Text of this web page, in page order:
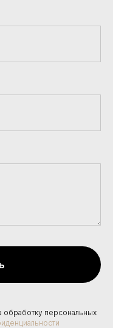
обработку персональных